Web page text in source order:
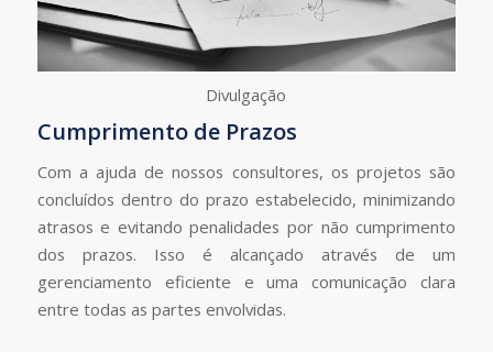
Divulgação
Cumprimento de Prazos
Com a ajuda de nossos consultores, os projetos são
concluídos dentro do prazo estabelecido, minimizando
atrasos e evitando penalidades por não cumprimento
dos prazos. Isso é alcançado através de um
gerenciamento eficiente e uma comunicação clara
entre todas as partes envolvidas.